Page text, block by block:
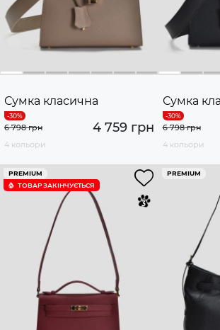
Сумка класична
4 759 грн
6 798 грн
4 кольори
Сумка
6 798 грн
4 кольори
PREMIUM
ТОВАР ЗАКІНЧУЄTЬСЯ
PREMIUM